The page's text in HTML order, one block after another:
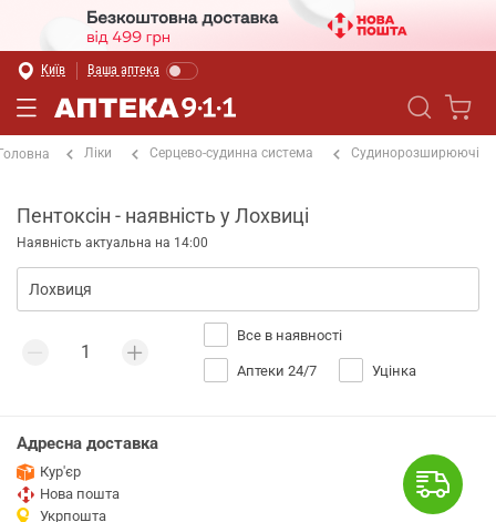
Київ Ваша аптека
Ліки Серцево-судинна система Судинорозширюючі
Пентоксін - наявність у Лохвиці
Наявність актуальна на 14:00
Все в наявності
Аптеки 24/7 Уцінка
Адресна доставка
Кур'єр
Нова пошта
Укрпошта